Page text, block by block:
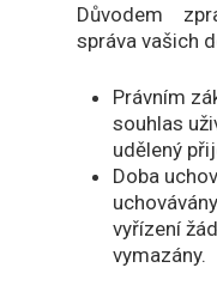
Důvodem
správa vašich
Právním
souhlas
udělený
Doba
vyřízení
vymazány.